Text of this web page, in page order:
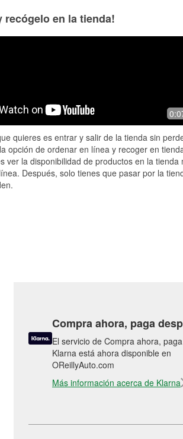
part that
promptly
...Read
O'Reilly Auto Parts always has
parts or tools I need for my car.
check engine and other
Read More
recógelo en la tienda!
quieres es entrar y salir de la tienda sin
opción de ordenar en línea y recoger en
ver la disponibilidad de productos en la tienda
Después, solo tienes que pasar por la
Compra ahora, paga
El servicio de Compra ahora,
Klarna está ahora disponible en
OReillyAuto.com
Más información acerca de Klarna